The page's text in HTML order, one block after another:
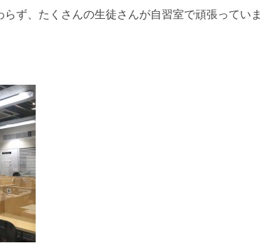
ず、たくさんの生徒さんが自習室で頑張っていま